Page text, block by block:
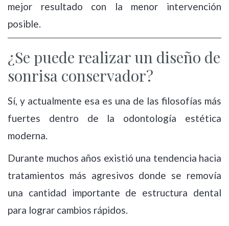
mejor resultado con la menor intervención
posible.
¿Se puede realizar un diseño de
sonrisa conservador?
Sí, y actualmente esa es una de las filosofías más
fuertes dentro de la odontología estética
moderna.
Durante muchos años existió una tendencia hacia
tratamientos más agresivos donde se removía
una cantidad importante de estructura dental
para lograr cambios rápidos.